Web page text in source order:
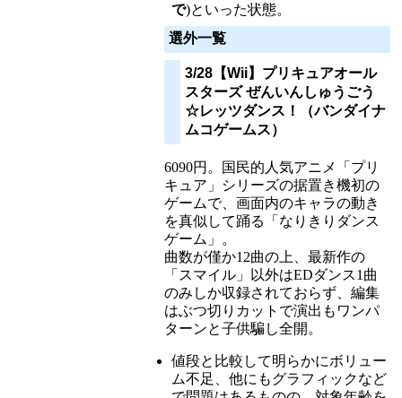
で)といった状態。
選外一覧
3/28【Wii】プリキュアオール
スターズ ぜんいんしゅうごう
☆レッツダンス！（バンダイナ
ムコゲームス）
6090円。国民的人気アニメ「プリ
キュア」シリーズの据置き機初の
ゲームで、画面内のキャラの動き
を真似して踊る「なりきりダンス
ゲーム」。
曲数が僅か12曲の上、最新作の
「スマイル」以外はEDダンス1曲
のみしか収録されておらず、編集
はぶつ切りカットで演出もワンパ
ターンと子供騙し全開。
値段と比較して明らかにボリュー
ム不足、他にもグラフィックなど